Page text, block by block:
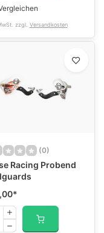
zzgl. Versandkosten
(0)
Racing Probend
*